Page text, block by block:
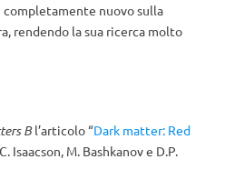
nuovo sulla
rendendo la sua ricerca molto
Bl’articolo “Dark matter: Red
Isaacson, M. Bashkanov e D.P.